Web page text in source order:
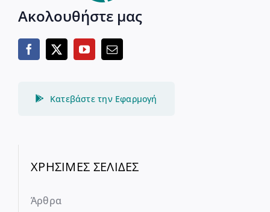
Ακολουθήστε μας
Κατεβάστε την Εφαρμογή
ΧΡΗΣΙΜΕΣ ΣΕΛΙΔΕΣ
Άρθρα